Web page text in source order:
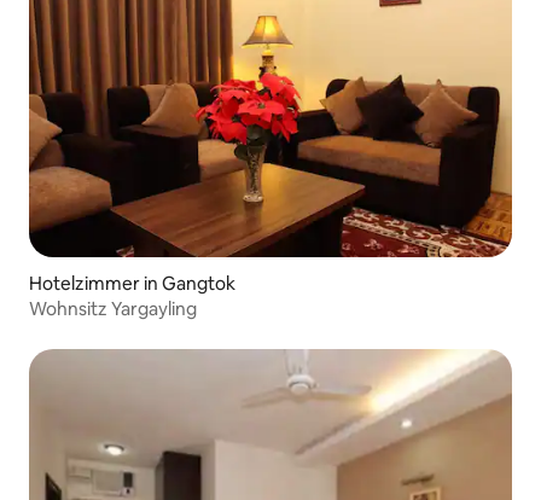
Hotelzimmer in Gangtok
Wohnsitz Yargayling